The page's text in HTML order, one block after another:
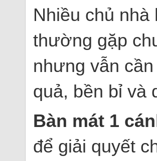
Nhiều chủ
thường gặp
nhưng vẫn
quả, bền bỉ và
Bàn mát 1
để giải quyết